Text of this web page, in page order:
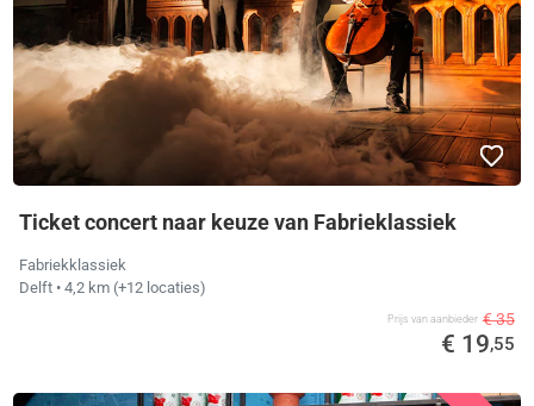
Ticket concert naar keuze van Fabrieklassiek
Fabriekklassiek
Delft • 4,2 km (+12 locaties)
Prijs van aanbieder € 35
€ 19,55